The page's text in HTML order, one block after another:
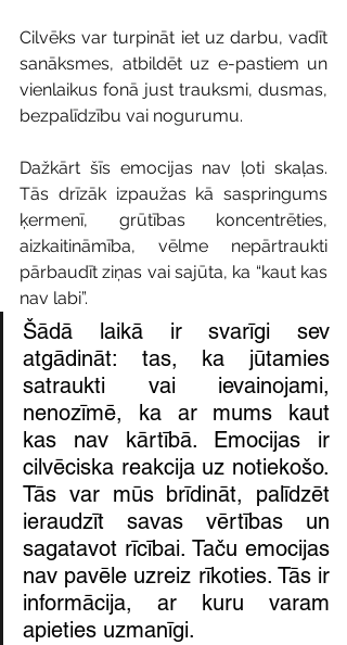
Cilvēks var turpināt iet uz darbu, vadīt
sanāksmes, atbildēt uz e-pastiem un
vienlaikus fonā just trauksmi, dusmas,
bezpalīdzību vai nogurumu.
Dažkārt šīs emocijas nav ļoti skaļas.
Tās drīzāk izpaužas kā saspringums
ķermenī, grūtības koncentrēties,
aizkaitināmība, vēlme nepārtraukti
pārbaudīt ziņas vai sajūta, ka “kaut kas
nav labi”.
Šādā laikā ir svarīgi sev
atgādināt: tas, ka jūtamies
satraukti vai ievainojami,
nenozīmē, ka ar mums kaut
kas nav kārtībā. Emocijas ir
cilvēciska reakcija uz notiekošo.
Tās var mūs brīdināt, palīdzēt
ieraudzīt savas vērtības un
sagatavot rīcībai. Taču emocijas
nav pavēle uzreiz rīkoties. Tās ir
informācija, ar kuru varam
apieties uzmanīgi.